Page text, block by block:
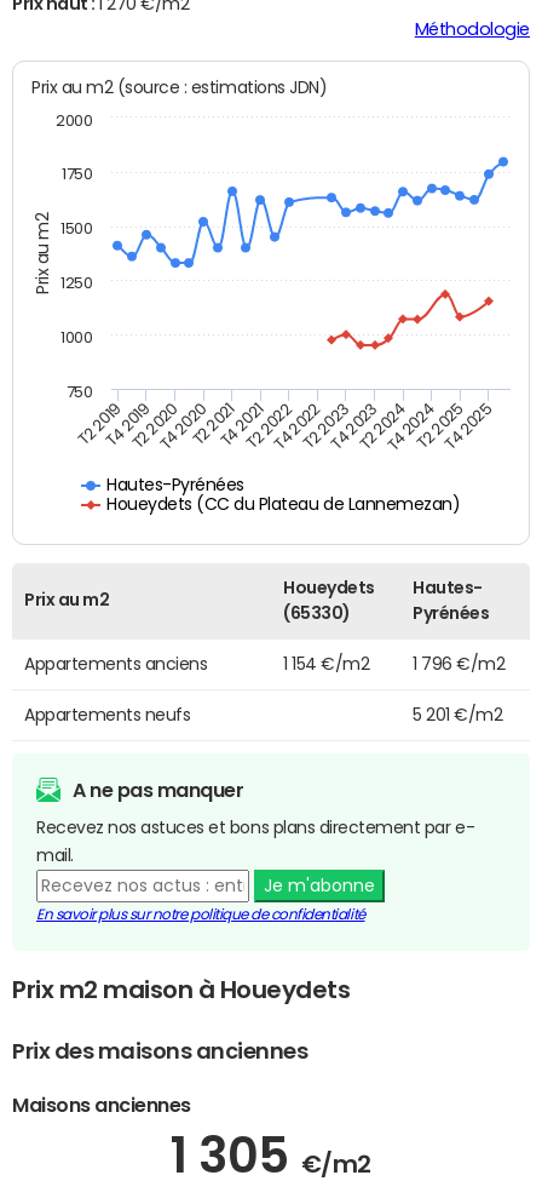
Méthodologie
Prix au m2
Prix au m2 (source : estimations JDN)
Hautes-Pyrénées
Houeydets (CC du Plateau de Lannemezan)
T2 2019T4 2019T2 2020T4 2020T2 2021T4 2021T2 2022T4 2022T2 2023T4 2023T2 2024T4 2024T2 2025T4 2025
750
1000
1250
1500
1750
2000
Prix au m2
Houeydets
(65330)
Hautes-
Pyrénées
Appartements anciens 1 154 €/m2 1 796 €/m2
Appartements neufs 5 201 €/m2
A ne pas manquer
Recevez nos astuces et bons plans directement par e-
mail.
Je m'abonne
En savoir plus sur notre politique de confidentialité
Prix m2 maison à Houeydets
Prix des maisons anciennes
Maisons anciennes
1 305 €/m2